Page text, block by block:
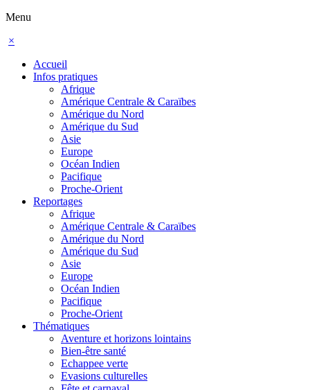
Menu
×
Accueil
Infos pratiques
Afrique
Amérique Centrale & Caraïbes
Amérique du Nord
Amérique du Sud
Asie
Europe
Océan Indien
Pacifique
Proche-Orient
Reportages
Afrique
Amérique Centrale & Caraïbes
Amérique du Nord
Amérique du Sud
Asie
Europe
Océan Indien
Pacifique
Proche-Orient
Thématiques
Aventure et horizons lointains
Bien-être santé
Echappee verte
Evasions culturelles